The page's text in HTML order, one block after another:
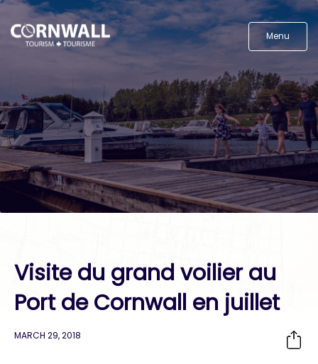
Menu
Visite du grand voilier au
Port de Cornwall en juillet
MARCH 29, 2018